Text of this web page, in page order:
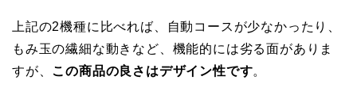
上記の2機種に比べれば、自動コースが少なかったり、
もみ玉の繊細な動きなど、機能的には劣る面がありま
すが、 この商品の良さはデザイン性です。